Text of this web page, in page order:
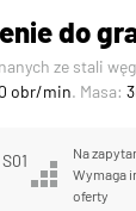
do
ze stali
obr/min. Masa:
Na
Wymaga
oferty